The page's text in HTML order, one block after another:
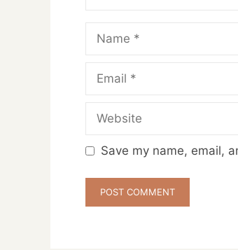
Name
Email
Website
Save my name, email,